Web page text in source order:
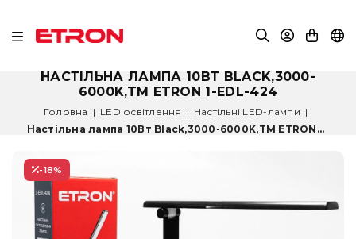
НАСТІЛЬНА ЛАМПА 10ВТ BLACK,3000-
6000K,TM ETRON 1-EDL-424
Головна | LED освітлення | Настільні LED-лампи |
Настільна лампа 10Вт Black,3000-6000K,TM ETRON...
-18%